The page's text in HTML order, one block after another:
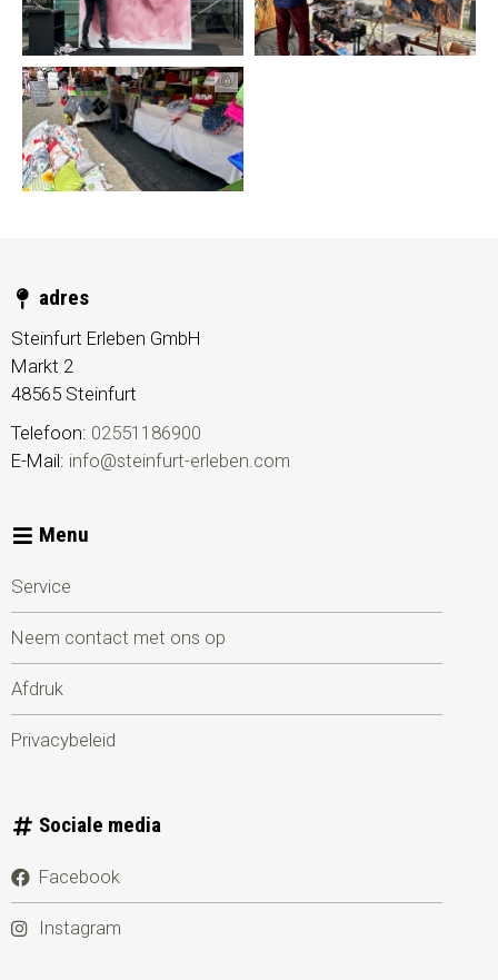
©
adres
Steinfurt Erleben GmbH
Markt 2
48565 Steinfurt
Telefoon: 02551186900
E-Mail: info@steinfurt-erleben.com
Menu
Service
Neem contact met ons op
Afdruk
Privacybeleid
Sociale media
Facebook
Instagram